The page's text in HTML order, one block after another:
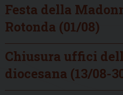
Festa della
Rotonda (01/08)
Chiusura uffici
diocesana (13/08-